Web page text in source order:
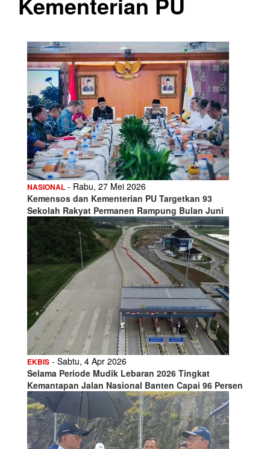
NASIONAL - Rabu, 27 Mei 2026
Kemensos dan Kementerian PU Targetkan 93
Sekolah Rakyat Permanen Rampung Bulan Juni
EKBIS - Sabtu, 4 Apr 2026
Selama Periode Mudik Lebaran 2026 Tingkat
Kemantapan Jalan Nasional Banten Capai 96 Persen